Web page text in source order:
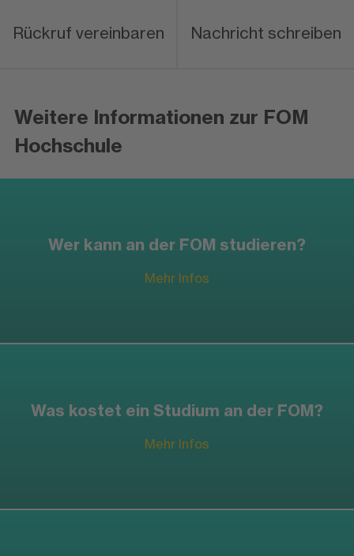
Rückruf vereinbaren Nachricht schreiben
Weitere Informationen zur FOM
Hochschule
Wer kann an der FOM studieren?
Mehr Infos
Was kostet ein Studium an der FOM?
Mehr Infos